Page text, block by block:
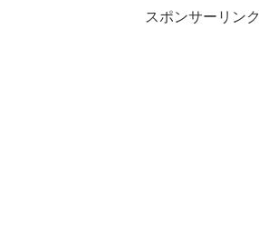
スポンサーリンク